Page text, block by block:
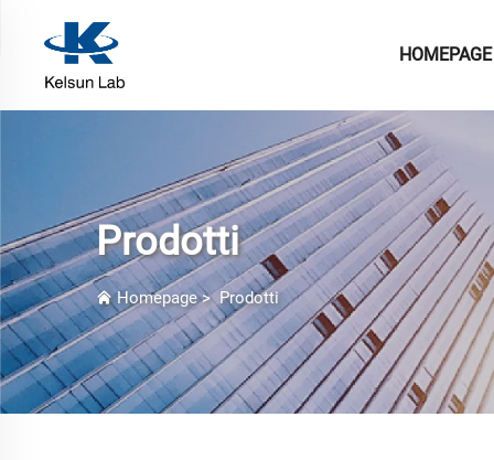
HOMEPAGE
Prodotti
Homepage>Prodotti